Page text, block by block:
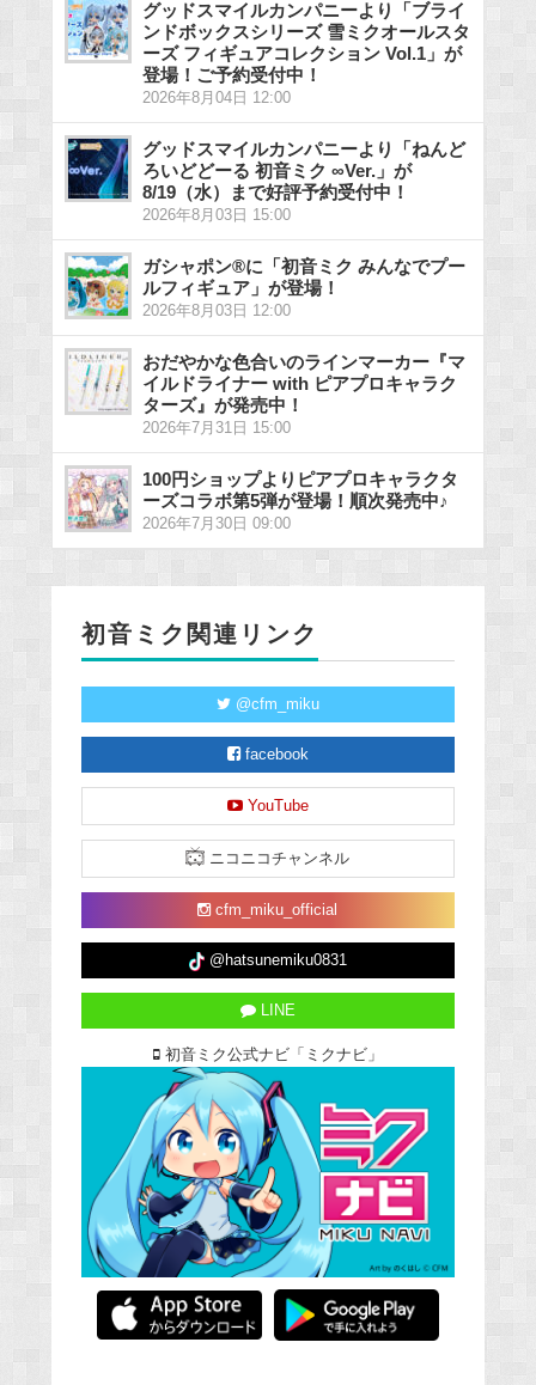
グッドスマイルカンパニーより「ブライ
ンドボックスシリーズ 雪ミクオールスタ
ーズ フィギュアコレクション Vol.1」が
登場！ご予約受付中！
2026年8月04日 12:00
グッドスマイルカンパニーより「ねんど
ろいどどーる 初音ミク ∞Ver.」が
8/19（水）まで好評予約受付中！
2026年8月03日 15:00
ガシャポン®に「初音ミク みんなでプー
ルフィギュア」が登場！
2026年8月03日 12:00
おだやかな色合いのラインマーカー『マ
イルドライナー with ピアプロキャラク
ターズ』が発売中！
2026年7月31日 15:00
100円ショップよりピアプロキャラクタ
ーズコラボ第5弾が登場！順次発売中♪
2026年7月30日 09:00
初音ミク関連リンク
@cfm_miku
facebook
YouTube
ニコニコチャンネル
cfm_miku_official
@hatsunemiku0831
LINE
初音ミク公式ナビ「ミクナビ」